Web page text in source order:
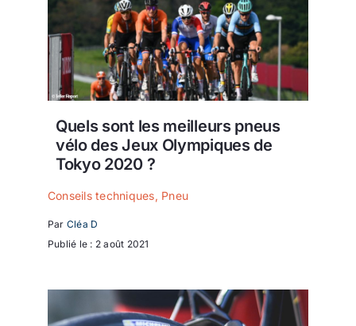
Quels sont les meilleurs pneus
vélo des Jeux Olympiques de
Tokyo 2020 ?
Conseils techniques, Pneu
Par Cléa D
Publié le : 2 août 2021